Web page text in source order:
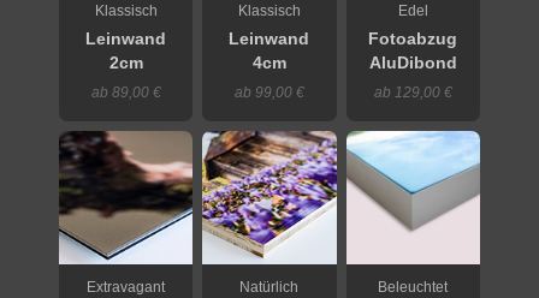
Klassisch
Leinwand
2cm
ab 89,00 €
Klassisch
Leinwand
4cm
ab 99,00 €
Edel
Fotoabzug
AluDibond
ab 129,00 €
Extravagant Natürlich Beleuchtet